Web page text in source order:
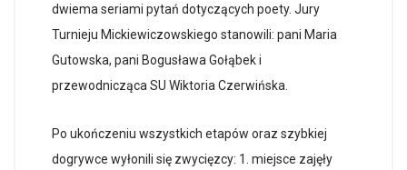
dwiema seriami pytań dotyczących poety. Jury
Turnieju Mickiewiczowskiego stanowili: pani Maria
Gutowska, pani Bogusława Gołąbek i
przewodnicząca SU Wiktoria Czerwińska.
Po ukończeniu wszystkich etapów oraz szybkiej
dogrywce wyłonili się zwycięzcy: 1. miejsce zajęły